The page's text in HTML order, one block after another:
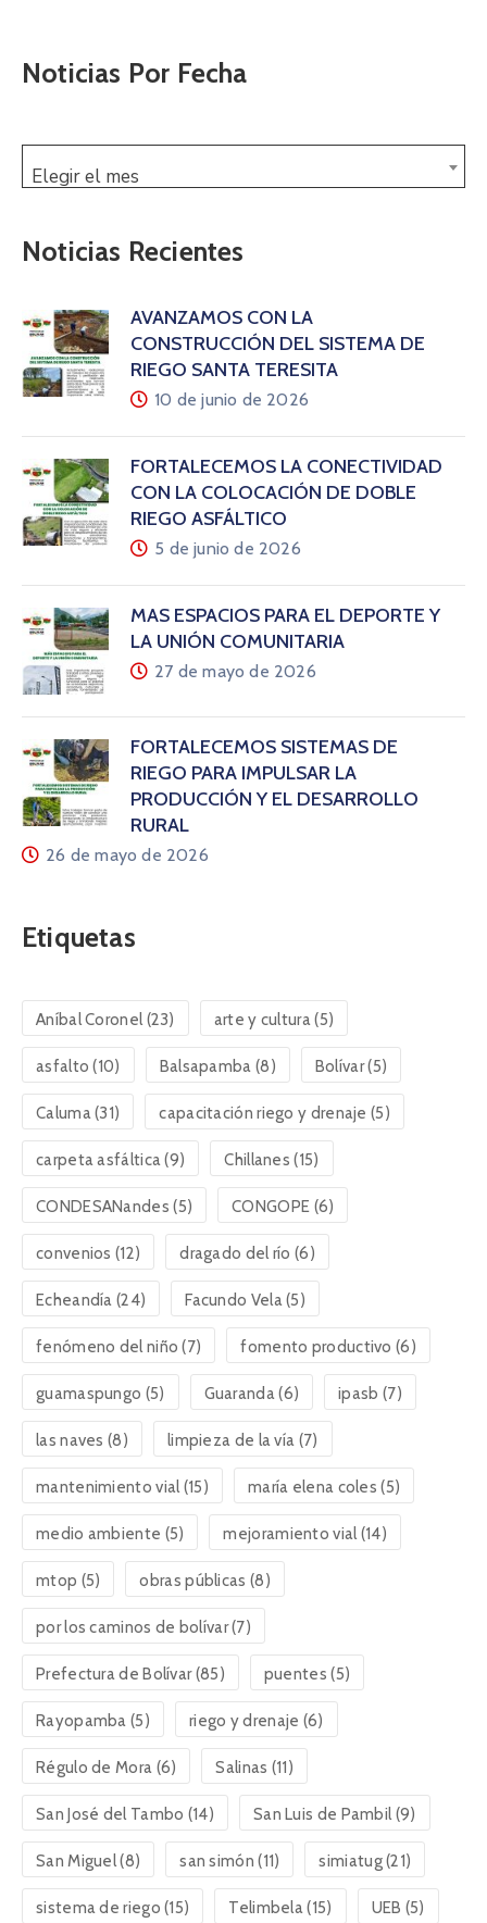
Noticias Por Fecha
Elegir el mes
Noticias Recientes
AVANZAMOS CON LA
CONSTRUCCIÓN DEL SISTEMA DE
RIEGO SANTA TERESITA
10 de junio de 2026
FORTALECEMOS LA CONECTIVIDAD
CON LA COLOCACIÓN DE DOBLE
RIEGO ASFÁLTICO
5 de junio de 2026
MÁS ESPACIOS PARA EL DEPORTE Y
LA UNIÓN COMUNITARIA
27 de mayo de 2026
FORTALECEMOS SISTEMAS DE
RIEGO PARA IMPULSAR LA
PRODUCCIÓN Y EL DESARROLLO
RURAL
26 de mayo de 2026
Etiquetas
Aníbal Coronel(23) arte y cultura(5)
asfalto (10) Balsapamba (8) Bolívar(5)
Caluma(31) capacitación riego y drenaje (5)
carpeta asfáltica(9) Chillanes (15)
CONDESANandes (5) CONGOPE (6)
convenios (12) dragado del río (6)
Echeandía (24) Facundo Vela(5)
fenómeno del niño (7) fomento productivo (6)
guamaspungo (5) Guaranda(6) ipasb (7)
las naves (8) limpieza de la vía (7)
mantenimiento vial(15) maría elena coles (5)
medio ambiente (5) mejoramiento vial(14)
mtop (5) obras públicas (8)
por los caminos de bolívar(7)
Prefectura de Bolívar(85) puentes (5)
Rayopamba (5) riego y drenaje (6)
Régulo de Mora (6) Salinas (11)
San José del Tambo (14) San Luis de Pambil(9)
San Miguel(8) san simón (11) simiatug(21)
sistema de riego (15) Telimbela(15) UEB (5)